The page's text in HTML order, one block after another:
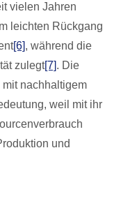
vielen Jahren
leichten Rückgang
[6], während die
zulegt[7]. Die
nachhaltigem
weil mit ihr
und